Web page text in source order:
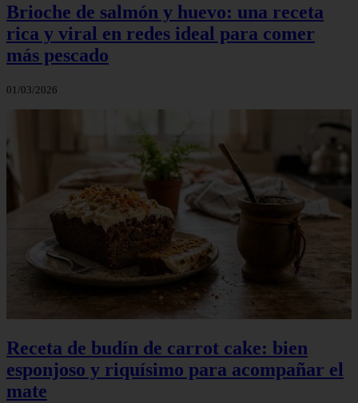
Brioche de salmón y huevo: una receta
rica y viral en redes ideal para comer
más pescado
01/03/2026
Receta de budín de carrot cake: bien
esponjoso y riquísimo para acompañar el
mate